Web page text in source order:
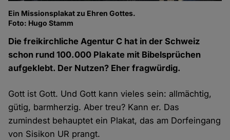
Ein Missionsplakat zu Ehren Gottes.
Foto: Hugo Stamm
Die freikirchliche Agentur C hat in der Schweiz
schon rund 100.000 Plakate mit Bibelsprüchen
aufgeklebt. Der Nutzen? Eher fragwürdig.
Gott ist Gott. Und Gott kann vieles sein: allmächtig,
gütig, barmherzig. Aber treu? Kann er. Das
zumindest behauptet ein Plakat, das am Dorfeingang
von Sisikon UR prangt.